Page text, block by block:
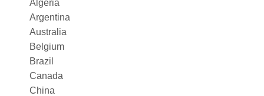
Algeria
Argentina
Australia
Belgium
Brazil
Canada
China